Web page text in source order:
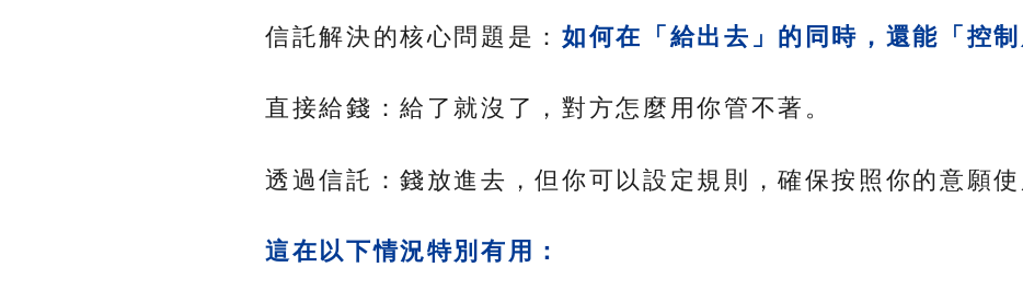
信託解決的核心問題是：如何在「給出去」的同時，還能「控制
直接給錢：給了就沒了，對方怎麼用你管不著。
透過信託：錢放進去，但你可以設定規則，確保按照你的意願使
這在以下情況特別有用：